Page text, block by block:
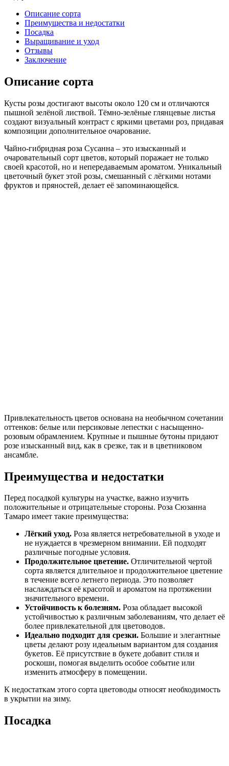
Описание сорта
Преимущества и недостатки
Посадка
Выращивание и уход
Отзывы
Заключение
Описание сорта
Кусты розы достигают высоты около 120 см и отличаются
пышной зелёной листвой. Тёмно-зелёные глянцевые листья
создают визуальный контраст с яркими цветами роз, придавая
композиции дополнительное очарование.
Чайно-гибридная роза Сусанна – это изысканный и
очаровательный сорт цветов, который поражает не только
своей красотой, но и непередаваемым ароматом. Уникальный
цветочный букет этой розы, смешанный с лёгкими нотами
фруктов и пряностей, делает её запоминающейся.
Привлекательность цветов основана на необычном сочетании
оттенков: белые или персиковые лепестки с насыщенно-
розовым обрамлением. Крупные и пышные бутоны придают
розе изысканный вид, как в срезке, так и в цветниковом
ансамбле.
Преимущества и недостатки
Перед посадкой культуры на участке, важно изучить
положительные и отрицательные стороны. Роза Сюзанна
Тамаро имеет такие преимущества:
Лёгкий уход. Роза является нетребовательной в уходе и
не нуждается в чрезмерном внимании. Ей подходят
различные погодные условия.
Продолжительное цветение. Отличительной чертой
сорта является длительное и продолжительное цветение
в течение всего летнего периода. Это позволяет
наслаждаться её красотой и ароматом на протяжении
значительного времени.
Устойчивость к болезням. Роза обладает высокой
устойчивостью к различным заболеваниям, что делает её
более привлекательной для цветоводов.
Идеально подходит для срезки. Большие и элегантные
цветы делают розу идеальным вариантом для создания
букетов. Её присутствие в букете добавит стиля и
роскоши, помогая выделить особое событие или
изменить атмосферу в помещении.
К недостаткам этого сорта цветоводы относят необходимость
в укрытии на зиму.
Посадка